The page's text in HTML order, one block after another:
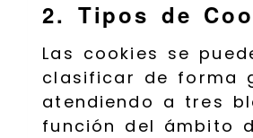
2. Tipos de
Las cookies se
clasificar de forma
atendiendo a tres
función del ámbito